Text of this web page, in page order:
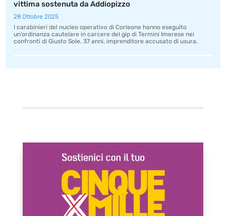
vittima sostenuta da Addiopizzo
28 Ottobre 2025
I carabinieri del nucleo operativo di Corleone hanno eseguito
un’ordinanza cautelare in carcere del gip di Termini Imerese nei
confronti di Giusto Sole, 37 anni, imprenditore accusato di usura.